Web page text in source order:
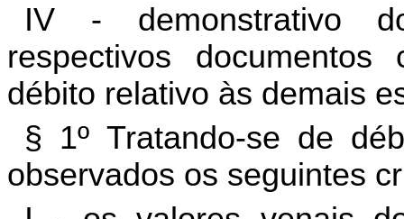
IV - demonstrativo
respectivos documentos
débito relativo às demais
§ 1º Tratando-se de
observados os seguintes